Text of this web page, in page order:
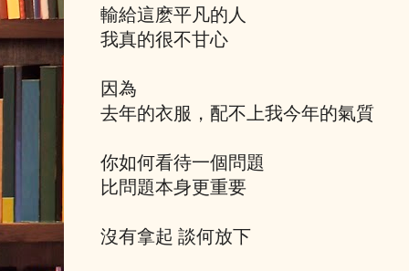
輸給這麽平凡的人
我真的很不甘心
因為
去年的衣服，配不上我今年的氣質
你如何看待一個問題
比問題本身更重要
沒有拿起 談何放下